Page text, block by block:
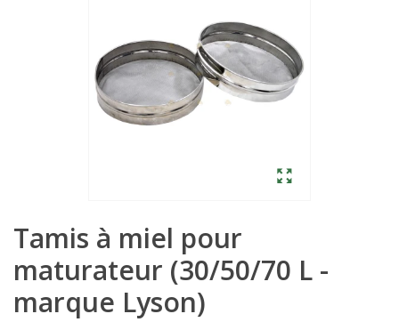
Tamis à miel pour
maturateur (30/50/70 L -
marque Lyson)